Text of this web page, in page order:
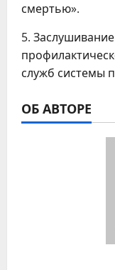
смертью».
5.
служб системы
ОБ АВТОРЕ